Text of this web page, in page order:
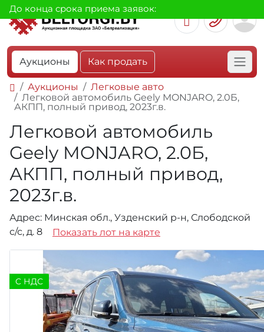
Аукционы Как продать
Аукционы
Легковые авто
Легковой автомобиль Geely MONJARO, 2.0Б,
АКПП, полный привод, 2023г.в.
Легковой автомобиль
Geely MONJARO, 2.0Б,
АКПП, полный привод,
2023г.в.
Адрес: Минская обл., Узденский р-н, Слободской
с/с, д. 8
Показать лот на карте
C НДС
До конца срока приема заявок: